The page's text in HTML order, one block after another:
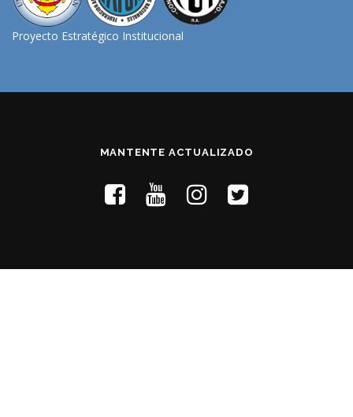
Proyecto Estratégico Institucional
MANTENTE ACTUALIZADO